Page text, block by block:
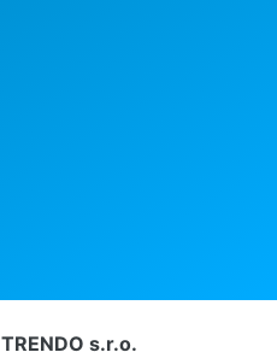
TRENDO s.r.o.